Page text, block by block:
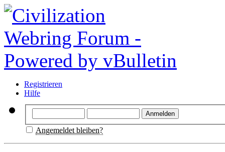
Registrieren
Hilfe
Angemeldet bleiben?